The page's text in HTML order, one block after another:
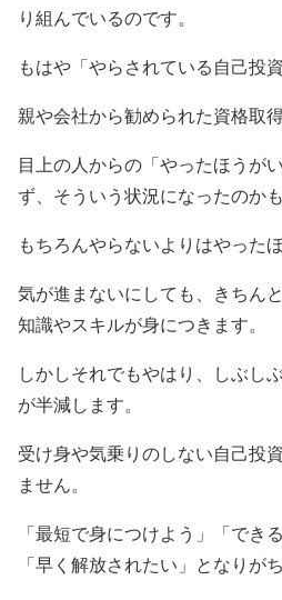
り組んでいるのです。
もはや「やらされている自己投
親や会社から勧められた資格取
目上の人からの「やったほうが
ず、そういう状況になったのか
もちろんやらないよりはやった
気が進まないにしても、きちん
知識やスキルが身につきます。
しかしそれでもやはり、しぶし
が半減します。
受け身や気乗りのしない自己投
ません。
「最短で身につけよう」「でき
「早く解放されたい」となりがち